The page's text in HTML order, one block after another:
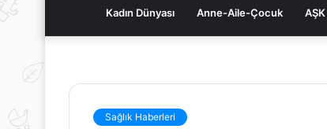
Kadın Dünyası Anne-Aile-Çocuk AŞK
Sağlık Haberleri